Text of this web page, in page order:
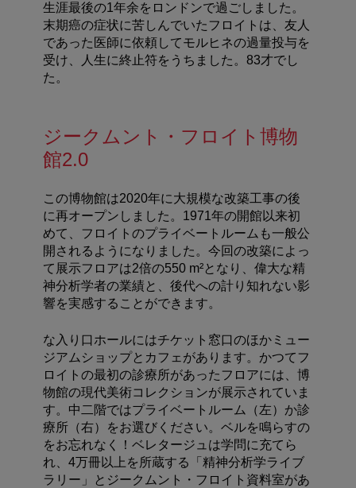
生涯最後の1年余をロンドンで過ごしました。
末期癌の症状に苦しんでいたフロイトは、友人
であった医師に依頼してモルヒネの過量投与を
受け、人生に終止符をうちました。83才でし
た。
ジークムント・フロイト博物
館2.0
この博物館は2020年に大規模な改築工事の後
に再オープンしました。1971年の開館以来初
めて、フロイトのプライベートルームも一般公
開されるようになりました。今回の改築によっ
て展示フロアは2倍の550 m²となり、偉大な精
神分析学者の業績と、後代への計り知れない影
響を実感することができます。
な入り口ホールにはチケット窓口のほかミュー
ジアムショップとカフェがあります。かつてフ
ロイトの最初の診療所があったフロアには、博
物館の現代美術コレクションが展示されていま
す。中二階ではプライベートルーム（左）か診
療所（右）をお選びください。ベルを鳴らすの
をお忘れなく！ベレタージュは学問に充てら
れ、4万冊以上を所蔵する「精神分析学ライブ
ラリー」とジークムント・フロイト資料室があ